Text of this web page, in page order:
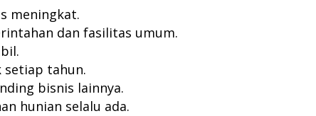
meningkat.
dan fasilitas umum.
setiap tahun.
bisnis lainnya.
hunian selalu ada.